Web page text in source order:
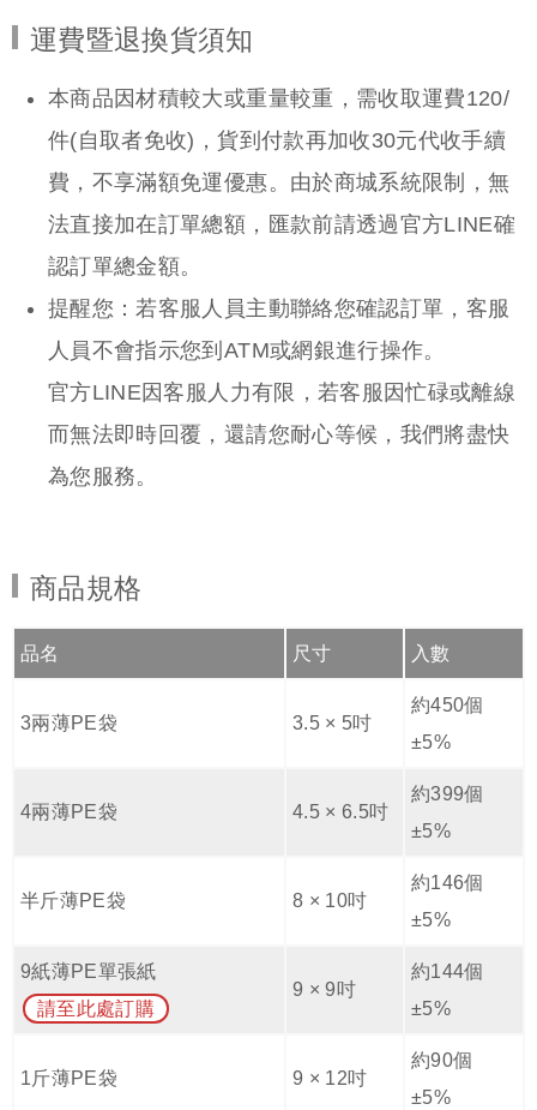
運費暨退換貨須知
本商品
商品規格
品名 尺寸 入數
3兩薄PE袋 3.5 × 5吋
約450個
±5%
4兩薄PE袋 4.5 × 6.5吋
約399個
±5%
半斤薄PE袋 8 × 10吋
約146個
±5%
9紙薄PE單張紙
請至此處訂購
9 × 9吋
約144個
±5%
1斤薄PE袋 9 × 12吋
約90個
±5%